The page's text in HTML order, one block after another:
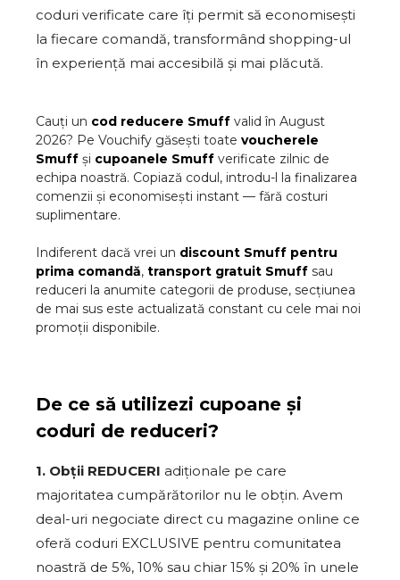
coduri verificate care îți permit să economisești
la fiecare comandă, transformând shopping-ul
în experiență mai accesibilă și mai plăcută.
Cauți un cod reducere Smuff valid în August
2026? Pe Vouchify găsești toate voucherele
Smuff și cupoanele Smuff verificate zilnic de
echipa noastră. Copiază codul, introdu-l la finalizarea
comenzii și economisești instant — fără costuri
suplimentare.
Indiferent dacă vrei un discount Smuff pentru
prima comandă, transport gratuit Smuff sau
reduceri la anumite categorii de produse, secțiunea
de mai sus este actualizată constant cu cele mai noi
promoții disponibile.
De ce să utilizezi cupoane și
coduri de reduceri?
1. Obții REDUCERI adiționale pe care
majoritatea cumpărătorilor nu le obțin. Avem
deal-uri negociate direct cu magazine online ce
oferă coduri EXCLUSIVE pentru comunitatea
noastră de 5%, 10% sau chiar 15% și 20% în unele